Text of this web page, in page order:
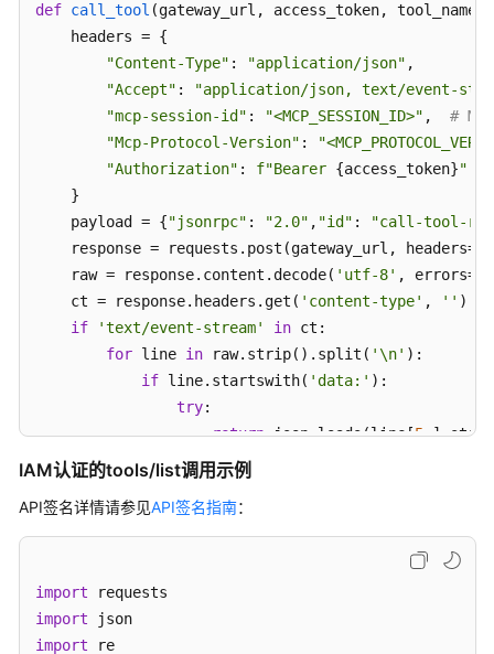
进
全
出
行
助
手
（集
沙
箱/
德
mcp）
return
"<GATEWAY_URL>"
# 网关接口地址（业务
access_token =
"<API_KEY>"
# 认证凭证：APIKey认
(json.dumps(result, indent= , ensure_ascii=
def call_tool (gateway_url, access_token, tool_name,
    headers = {
"Content-Type" : "application/json" ,
"Accept" :
"application/json, text/event-
"mcp-session-id" : "<MCP_SESSION_ID>" , #
"Mcp-Protocol-Version" :
"Authorization" : f"Bearer {access_token}"
    }
    payload = {
"jsonrpc" : "2.0" , "id" :
"call-tool-
response = requests.post(gateway_url,
    raw = response.content.decode(
'utf-8' , errors=
    ct = response.headers.get(
'content-type' , '' )
if
'text/event-stream' in ct:
for line in raw.strip().split( '\n' ):
if line.startswith( 'data:' ):
try:
return json.loads(line[5
except json.JSONDecodeError:
        m = re.search(
r'\{.*\}'
if m:
try
:
return
except
IAM认证的tools/list调用示例
API签名详情请参见API签名指南：
import
import
import re